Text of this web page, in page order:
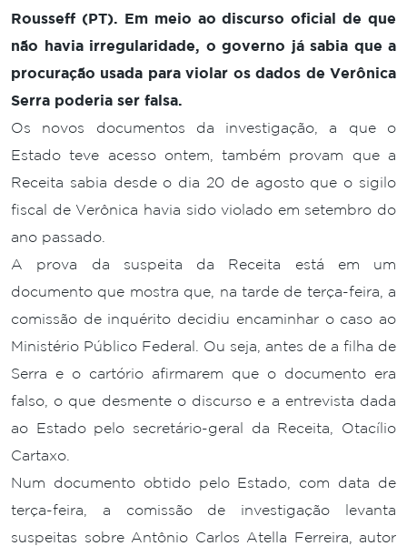
Rousseff (PT). Em meio ao discurso oficial de que
não havia irregularidade, o governo já sabia que a
procuração usada para violar os dados de Verônica
Serra poderia ser falsa.
Os novos documentos da investigação, a que o
Estado teve acesso ontem, também provam que a
Receita sabia desde o dia 20 de agosto que o sigilo
fiscal de Verônica havia sido violado em setembro do
ano passado.
A prova da suspeita da Receita está em um
documento que mostra que, na tarde de terça-feira, a
comissão de inquérito decidiu encaminhar o caso ao
Ministério Público Federal. Ou seja, antes de a filha de
Serra e o cartório afirmarem que o documento era
falso, o que desmente o discurso e a entrevista dada
ao Estado pelo secretário-geral da Receita, Otacílio
Cartaxo.
Num documento obtido pelo Estado, com data de
terça-feira, a comissão de investigação levanta
suspeitas sobre Antônio Carlos Atella Ferreira, autor